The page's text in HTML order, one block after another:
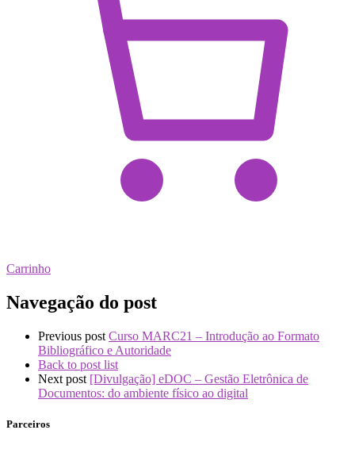
Carrinho
Navegação do post
Previous post Curso MARC21 – Introdução ao Formato
Bibliográfico e Autoridade
Back to post list
Next post [Divulgação] eDOC – Gestão Eletrônica de
Documentos: do ambiente físico ao digital
Parceiros